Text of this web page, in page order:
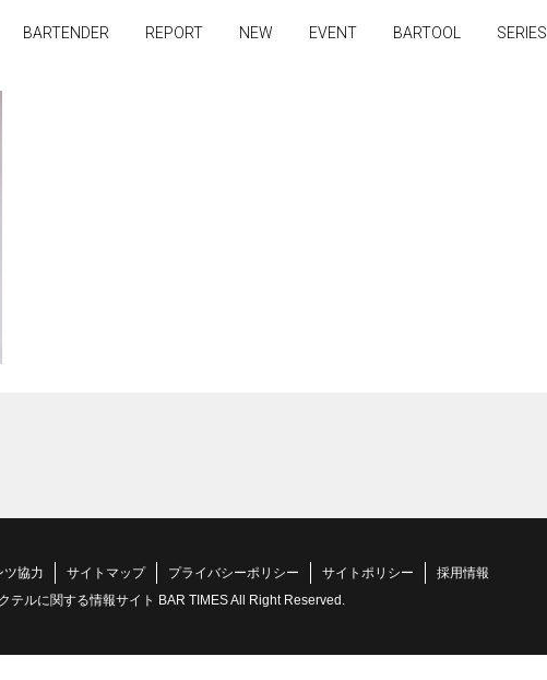
BARTENDER REPORT NEW EVENT BARTOOL SERIES
ツ協力 サイトマップ プライバシーポリシー サイトポリシー
採用情報
テルに関する情報サイト BAR TIMES All Right Reserved.